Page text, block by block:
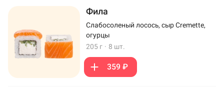
Фила
Слабосоленый лосось, сыр Cremette,
огурцы
205 г · 8 шт.
359 ₽